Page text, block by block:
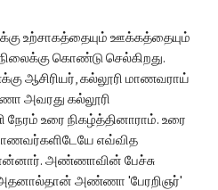
கொண்டு செல்கிறது.
ஆசிரியர், கல்லூரி மாணவராய்
அவரது கல்லூரி
உரை நிகழ்த்தினாராம். உரை
எவ்வித
அண்ணாவின் பேச்சு
அதனால்தான் அண்ணா 'பேரறிஞர்'